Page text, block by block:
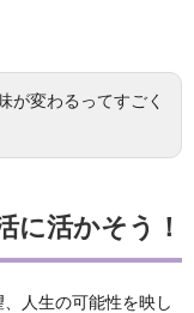
が変わるってすごく
に活かそう！
人生の可能性を映し